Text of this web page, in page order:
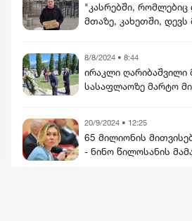
"კასრებში,
მთაზე, კახეთში, დევს
8/8/2024 • 8:44
ირაკლი ღარიბაშვილი
სასაფლაოზე მარტო
20/9/2024 • 12:25
65 მილიონის
- ნინო წილოსანის